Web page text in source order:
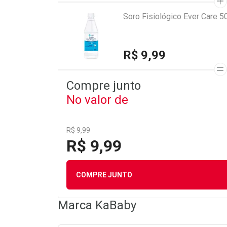
Soro Fisiológico Ever Care
R$ 9,99
Compre junto
No valor de
R$ 9,99
R$ 9,99
COMPRE JUNTO
Marca KaBaby